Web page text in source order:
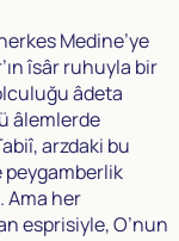
Medine’ye
îsâr ruhuyla bir
âdeta
âlemlerde
arzdaki bu
peygamberlik
Ama her
esprisiyle, O’nun